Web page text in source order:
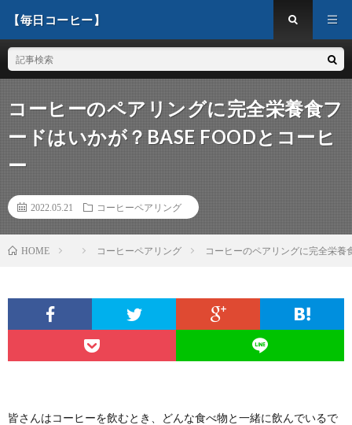
【毎日コーヒー】
コーヒーのペアリングに完全栄養食フ
ードはいかが？BASE FOODとコーヒ
ー
2022.05.21 コーヒーペアリング
HOME コーヒーペアリング コーヒーのペアリングに完全栄養
皆さんはコーヒーを飲むとき、どんな食べ物と一緒に飲んでいるで